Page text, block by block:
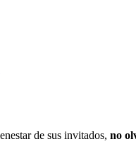
de sus invitados, no